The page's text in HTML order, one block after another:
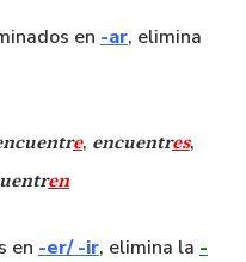
en -ar, elimina
e, encuentres,
en
en -er/ -ir, elimina la -